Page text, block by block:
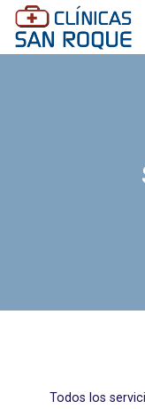
Todos los